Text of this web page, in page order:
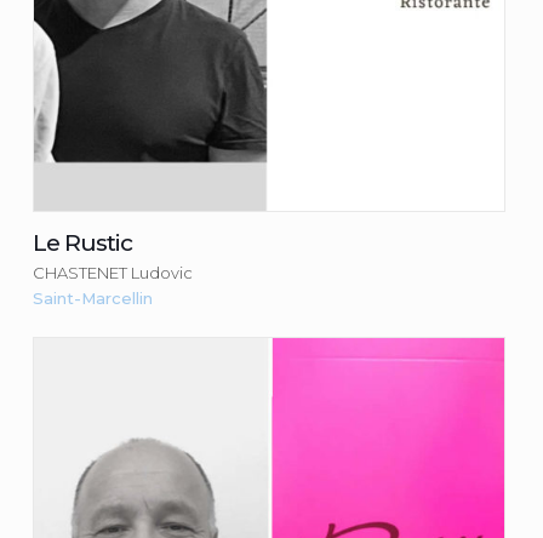
Le Rustic
CHASTENET Ludovic
Saint-Marcellin
PETIT Franck
Consulter la fiche du commerçant